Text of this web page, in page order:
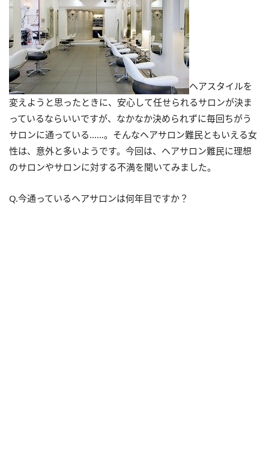
ヘアスタイルを
変えようと思ったときに、安心して任せられるサロンが決ま
っているならいいですが、なかなか決められずに毎回ちがう
サロンに通っている……。そんなヘアサロン難民ともいえる女
性は、意外と多いようです。今回は、ヘアサロン難民に理想
のサロンやサロンに対する不満を聞いてみました。
Q.今通っているヘアサロンは何年目ですか？